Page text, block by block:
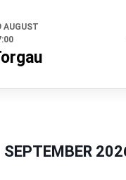
AUGUST
SEPTEMBER